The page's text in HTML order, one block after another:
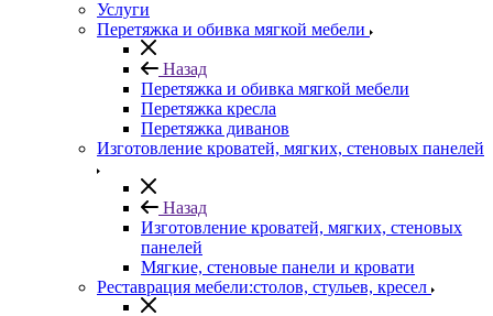
Услуги
Перетяжка и обивка мягкой мебели
Назад
Перетяжка и обивка мягкой мебели
Перетяжка кресла
Перетяжка диванов
Изготовление кроватей, мягких, стеновых панелей
Назад
Изготовление кроватей, мягких, стеновых
панелей
Мягкие, стеновые панели и кровати
Реставрация мебели:столов, стульев, кресел